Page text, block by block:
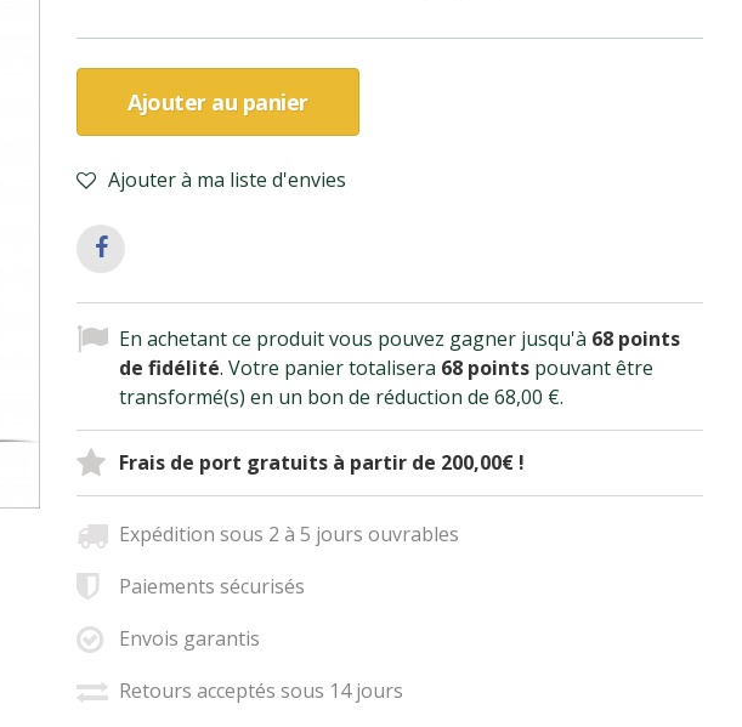
Ajouter au panier
Ajouter à ma liste d'envies
En achetant ce produit vous pouvez gagner jusqu'à 68 points
de fidélité. Votre panier totalisera 68 points pouvant être
transformé(s) en un bon de réduction de68,00 €.
Frais de port gratuits à partir de 200,00€ !
Expédition sous 2 à 5 jours ouvrables
Paiements sécurisés
Envois garantis
Retours acceptés sous 14 jours